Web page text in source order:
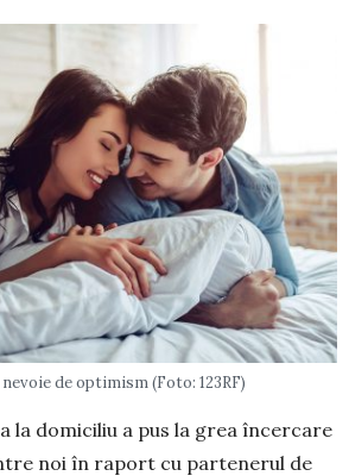
nevoie de optimism (Foto: 123RF)
la domiciliu a pus la grea încercare
noi în raport cu partenerul de